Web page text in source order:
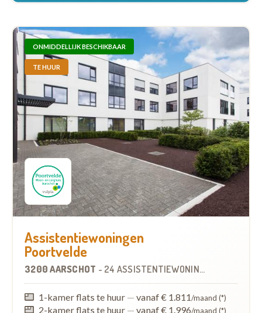
ONMIDDELLIJK BESCHIKBAAR
TE HUUR
Assistentiewoningen
Poortvelde
3200 AARSCHOT - 24 ASSISTENTIEWONINGEN
1-kamer flats te huur — vanaf € 1.811/maand (*)
2-kamer flats te huur — vanaf € 1.996/maand (*)